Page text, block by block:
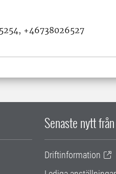
+46738026527
Senaste nytt från
Driftinformation